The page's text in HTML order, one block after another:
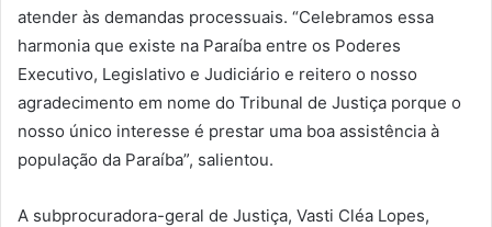
atender às demandas processuais. “Celebramos essa
harmonia que existe na Paraíba entre os Poderes
Executivo, Legislativo e Judiciário e reitero o nosso
agradecimento em nome do Tribunal de Justiça porque o
nosso único interesse é prestar uma boa assistência à
população da Paraíba”, salientou.
A subprocuradora-geral de Justiça, Vasti Cléa Lopes,